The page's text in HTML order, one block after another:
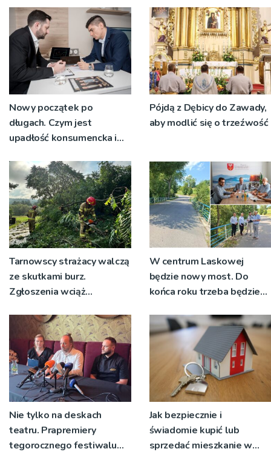
Nowy początek po
długach. Czym jest
upadłość konsumencka i
rozsądnym wyjściem?
Pójdą z Dębicy do Zawady,
aby modlić się o trzeźwość
Tarnowscy strażacy walczą
ze skutkami burz.
Zgłoszenia wciąż
W centrum Laskowej
będzie nowy most. Do
końca roku trzeba będzie
Nie tylko na deskach
teatru. Prapremiery
tegorocznego festiwalu
Jak bezpiecznie i
świadomie kupić lub
sprzedać mieszkanie w